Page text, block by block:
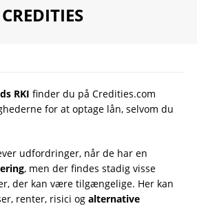
CREDITIES
RKI finder du på Credities.com
for at optage lån, selvom du
udfordringer, når de har en
, men der findes stadig visse
der kan være tilgængelige. Her kan
renter, risici og alternative